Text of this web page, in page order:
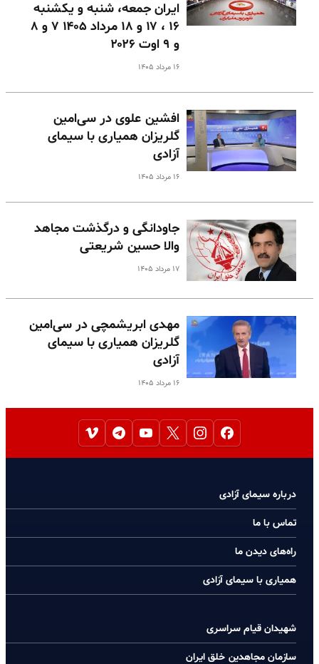
ایران جمعه، شنبه و یکشنبه
۱۶ ، ۱۷ و ۱۸ مرداد ۱۴۰۵ ۷ و ۸
و ۹ اوت ۲۰۲۶
۱۶ مرداد ۱۴۰۵
افشین علوی در سی‌امین
گلریزان همیاری با سیمای
آزادی
۱۶ مرداد ۱۴۰۵
جاودانگی و درگذشت مجاهد
والا حسین شریعتی
۱۷ مرداد ۱۴۰۵
مهدی ابریشمچی در سی‌امین
گلریزان همیاری با سیمای
آزادی
۱۶ مرداد ۱۴۰۵
درباره سیمای آزادی
تماس با ما
راه‌های دیدن ما
همیاری با سیمای آزادی
شهیدان قیام سراسری
سازمان مجاهدین خلق ایران